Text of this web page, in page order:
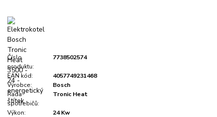
Číslo
produktu:
7738502574
EAN kód:
4057749231468
Výrobce:
Bosch
Řada
spotřebičů:
Tronic Heat
Výkon:
24 Kw